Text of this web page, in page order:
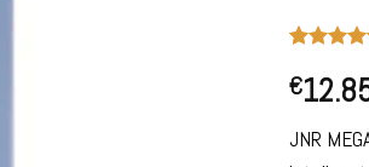
na 5 na
podstawie
klientów
€
JNR